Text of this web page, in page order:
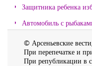
Защитника ребенка
Автомобиль с
© Арсеньевские
При перепечатке и
При републикации в